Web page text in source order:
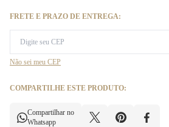
FRETE E PRAZO DE ENTREGA:
Não sei meu CEP
COMPARTILHE ESTE PRODUTO:
Compartilhar no
Whatsapp